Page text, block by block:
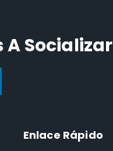
A Socializar
Enlace Rápido